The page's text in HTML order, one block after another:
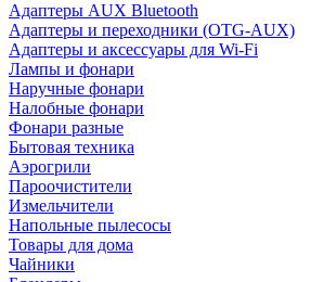
Адаптеры AUX Bluetooth
Адаптеры и переходники (OTG-AUX)
Адаптеры и аксессуары для Wi-Fi
Лампы и фонари
Наручные фонари
Налобные фонари
Фонари разные
Бытовая техника
Аэрогрили
Пароочистители
Измельчители
Напольные пылесосы
Товары для дома
Чайники